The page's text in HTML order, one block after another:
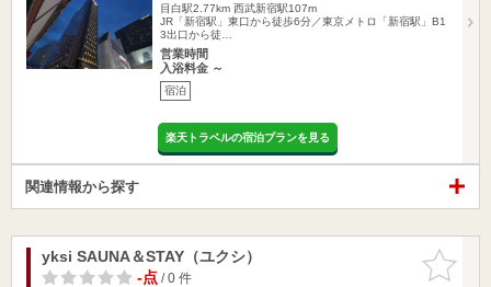
目白駅2.77km 西武新宿駅107m
JR「新宿駅」東口から徒歩6分／東京メトロ「新宿駅」B1
3出口から徒…
営業時間
入浴料金 ～
宿泊
楽天トラベルの宿泊プランを見る
関連情報から探す
お気に入
りに追加
yksi SAUNA＆STAY（ユクシ）
-点/ 0 件